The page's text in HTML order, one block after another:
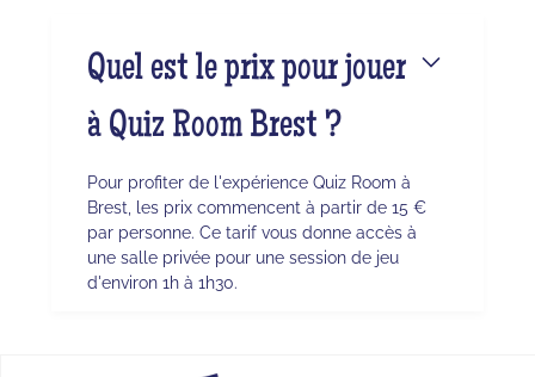
Quel est le prix pour jouer
à Quiz Room Brest ?
Pour profiter de l'expérience Quiz Room à
Brest, les prix commencent à partir de 15 €
par personne. Ce tarif vous donne accès à
une salle privée pour une session de jeu
d'environ 1h à 1h30.